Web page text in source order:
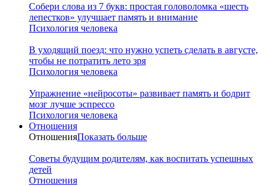
Собери слова из 7 букв: простая головоломка «шесть
лепестков» улучшает память и внимание
Психология человека
В уходящий поезд: что нужно успеть сделать в августе,
чтобы не потратить лето зря
Психология человека
Упражнение «нейросоты» развивает память и бодрит
мозг лучше эспрессо
Психология человека
Отношения
ОтношенияПоказать больше
Советы будущим родителям, как воспитать успешных
детей
Отношения